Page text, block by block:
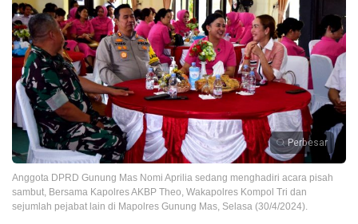
Perbesar
Anggota DPRD Gunung Mas Nomi Aprilia sedang menghadiri acara pisah
sambut, Bersama Kapolres AKBP Theo, Wakapolres Kompol Tri dan
sejumlah pejabat lain di Mapolres Gunung Mas, Selasa (30/4/2024).